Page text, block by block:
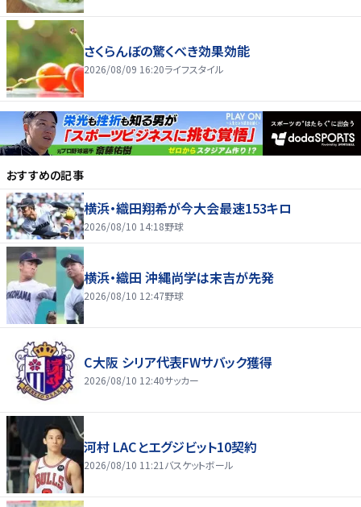
さくらんぼの驚くべき効果効能
2026/08/09 16:20ライフスタイル
おすすめの記事
横浜・織田翔希が今大会最速153キロ
2026/08/10 14:18野球
横浜・織田 沖縄尚学は末吉が先発
2026/08/10 12:47野球
C大阪 シリア代表FWサバック獲得
2026/08/10 12:40サッカー
河村 LACとエグジビット10契約
2026/08/10 11:21 バスケットボール